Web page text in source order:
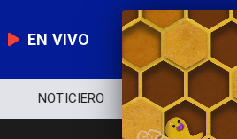
EN VIVO
NOTICIERO POLÍTICA